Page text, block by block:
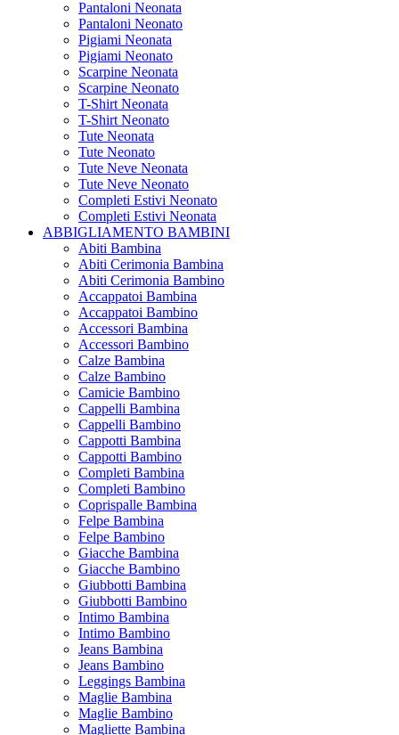
Pantaloni Neonata
Pantaloni Neonato
Pigiami Neonata
Pigiami Neonato
Scarpine Neonata
Scarpine Neonato
T-Shirt Neonata
T-Shirt Neonato
Tute Neonata
Tute Neonato
Tute Neve Neonata
Tute Neve Neonato
Completi Estivi Neonato
Completi Estivi Neonata
ABBIGLIAMENTO BAMBINI
Abiti Bambina
Abiti Cerimonia Bambina
Abiti Cerimonia Bambino
Accappatoi Bambina
Accappatoi Bambino
Accessori Bambina
Accessori Bambino
Calze Bambina
Calze Bambino
Camicie Bambino
Cappelli Bambina
Cappelli Bambino
Cappotti Bambina
Cappotti Bambino
Completi Bambina
Completi Bambino
Coprispalle Bambina
Felpe Bambina
Felpe Bambino
Giacche Bambina
Giacche Bambino
Giubbotti Bambina
Giubbotti Bambino
Intimo Bambina
Intimo Bambino
Jeans Bambina
Jeans Bambino
Leggings Bambina
Maglie Bambina
Maglie Bambino
Magliette Bambina